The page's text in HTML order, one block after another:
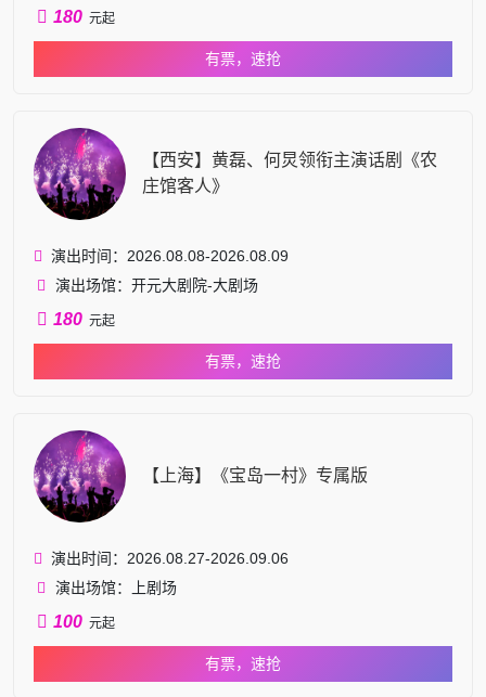
180 元起
有票，速抢
【西安】黄磊、何炅领衔主演话剧《农
庄馆客人》
演出时间：2026.08.08-2026.08.09
演出场馆：开元大剧院-大剧场
180 元起
有票，速抢
【上海】《宝岛一村》专属版
演出时间：2026.08.27-2026.09.06
演出场馆：上剧场
100 元起
有票，速抢